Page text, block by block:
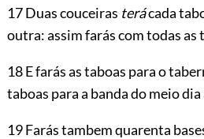
17 Duas couceiras terácada
outra: assim farás com todas as
18 E farás as taboas para o
taboas para a banda do meio dia
19 Farás tambem quarenta